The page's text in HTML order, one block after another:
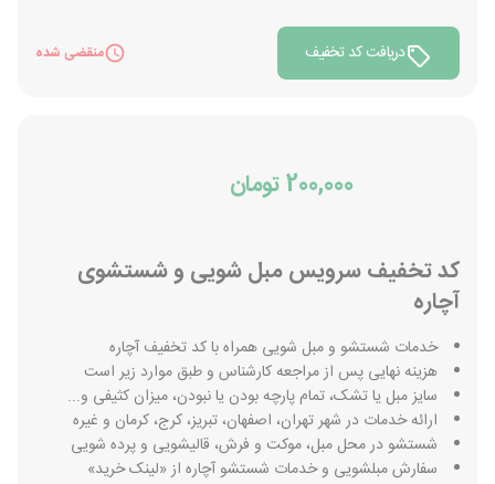
دریافت کد تخفیف منقضی شده
200,000 تومان
کد تخفیف سرویس مبل شویی و شستشوی
آچاره
خدمات شستشو و مبل شویی همراه با کد تخفیف آچاره
هزینه نهایی پس از مراجعه کارشناس و طبق موارد زیر است
سایز مبل یا تشک، تمام پارچه بودن یا نبودن، میزان کثیفی و...
ارائه خدمات در شهر تهران، اصفهان، تبریز، کرج، کرمان و غیره
شستشو در محل مبل، موکت و فرش، قالیشویی و پرده شویی
سفارش مبلشویی و خدمات شستشو آچاره از «لینک خرید»